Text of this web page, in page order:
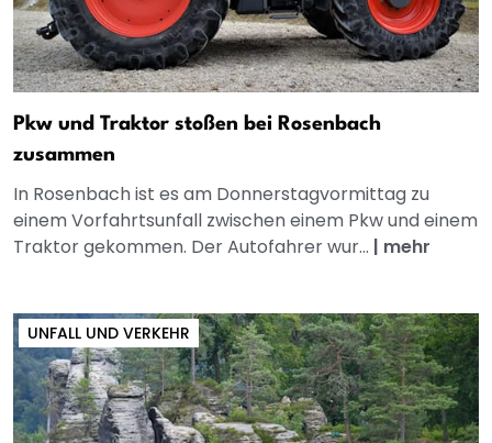
Pkw und Traktor stoßen bei Rosenbach
zusammen
In Rosenbach ist es am Donnerstagvormittag zu
einem Vorfahrtsunfall zwischen einem Pkw und einem
Traktor gekommen. Der Autofahrer wur... | mehr
UNFALL UND VERKEHR